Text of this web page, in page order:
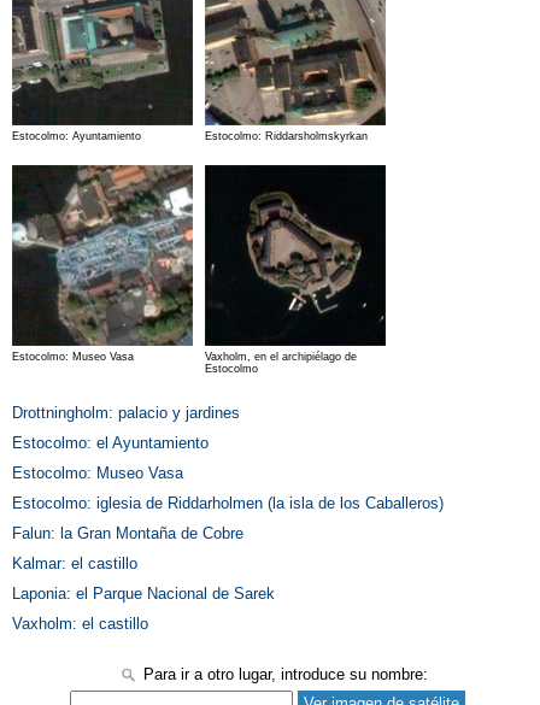
Estocolmo: Ayuntamiento Estocolmo: Riddarsholmskyrkan
Estocolmo: Museo Vasa
Vaxholm, en el archipiélago de
Estocolmo
Drottningholm: palacio y jardines
Estocolmo: el Ayuntamiento
Estocolmo: Museo Vasa
Estocolmo: iglesia de Riddarholmen (la isla de los Caballeros)
Falun: la Gran Montaña de Cobre
Kalmar: el castillo
Laponia: el Parque Nacional de Sarek
Vaxholm: el castillo
Para ir a otro lugar, introduce su nombre: